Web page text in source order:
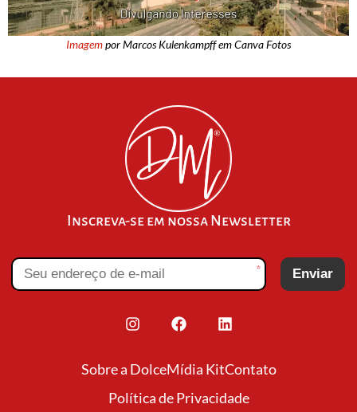
Imagempor Marcos Kulenkampff em Canva Fotos
Inscreva-se em nossa Newsletter
* Enviar
Sobre a DolceMídia KitContato
Política de Privacidade